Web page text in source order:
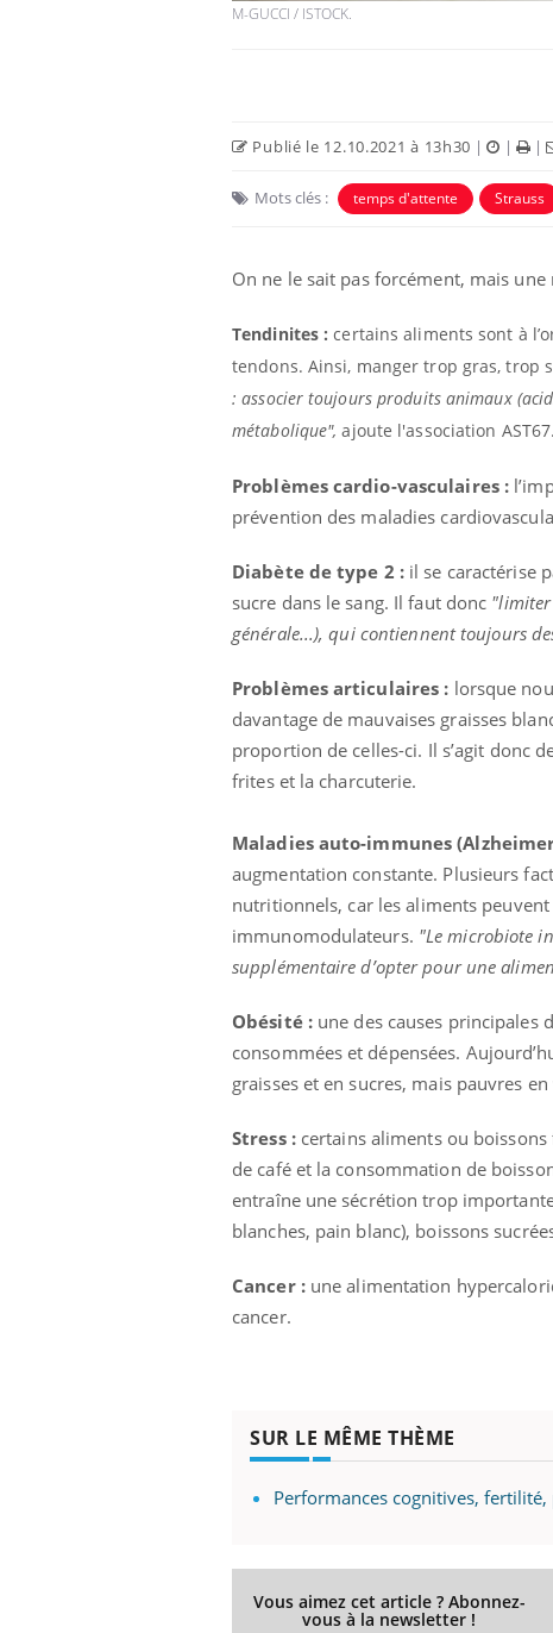
M-GUCCI / ISTOCK.
Publié le 12.10.2021 à 13h30 | | |
Mots clés : temps d'attente Strauss
On ne le sait pas forcément, mais
Tendinites : certains aliments sont à
tendons. Ainsi, manger trop gras,
: associer toujours produits animaux
métabolique", ajoute l'association AST67.
Problèmes cardio-vasculaires :
prévention des maladies
Diabète de type 2 :il se caractérise
sucre dans le sang. Il faut donc "limiter
générale...), qui contiennent toujours
Problèmes articulaires : lorsque
davantage de mauvaises graisses
proportion de celles-ci. Il s’agit donc
frites et la charcuterie.
Maladies auto-immunes
augmentation constante. Plusieurs
nutritionnels, car les aliments
immunomodulateurs. "Le microbiote
supplémentaire d’opter pour une
Obésité :une des causes principales
consommées et dépensées.
graisses et en sucres, mais pauvres
Stress :certains aliments ou boissons
de café et la consommation de
entraîne une sécrétion trop
blanches, pain blanc), boissons
Cancer :une alimentation
cancer.
SUR LE MÊME THÈME
Performances cognitives,
Vous aimez cet article ? Abonnez-
vous à la newsletter !
Insuline & Charge mentale : et si on
osait en parler??
En 2026, l'insuline dans le diabète de type 2
reste entourée d'idées reçues chez les
patients comme parfois chez les soignants.
L'été